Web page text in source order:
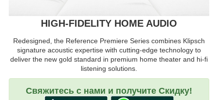
HIGH-FIDELITY HOME AUDIO
Redesigned, the Reference Premiere Series combines Klipsch
signature acoustic expertise with cutting-edge technology to
deliver the new gold standard in premium home theater and hi-fi
listening solutions.
Свяжитесь с нами и получите Скидку!